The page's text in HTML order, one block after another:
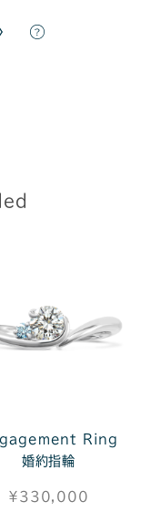
Ring
婚約指輪
¥330,000